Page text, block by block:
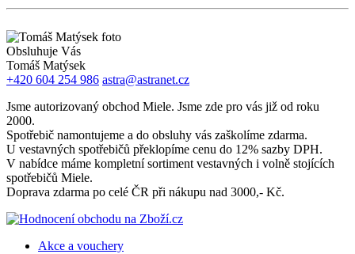
Obsluhuje Vás
Tomáš Matýsek
+420 604 254 986 astra@astranet.cz
Jsme autorizovaný obchod Miele. Jsme zde pro vás již od roku
2000.
Spotřebič namontujeme a do obsluhy vás zaškolíme zdarma.
U vestavných spotřebičů překlopíme cenu do 12% sazby DPH.
V nabídce máme kompletní sortiment vestavných i volně stojících
spotřebičů Miele.
Doprava zdarma po celé ČR při nákupu nad 3000,- Kč.
Akce a vouchery